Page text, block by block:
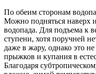
По обеим сторонам
Можно подняться наверх
водопада. Для подъема к
ступени, хотя поручней
даже в жару, однако это
прыжков и купания в
Благодаря